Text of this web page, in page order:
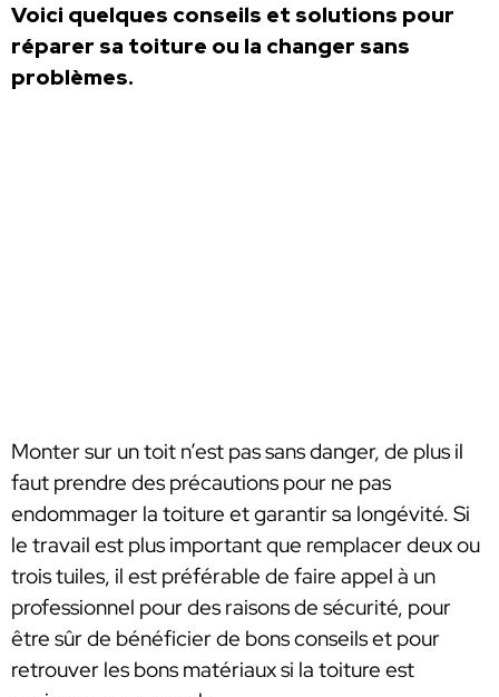
Voici quelques conseils et solutions pour
réparer sa toiture ou la changer sans
problèmes.
Monter sur un toit n’est pas sans danger, de plus il
faut prendre des précautions pour ne pas
endommager la toiture et garantir sa longévité. Si
le travail est plus important que remplacer deux ou
trois tuiles, il est préférable de faire appel à un
professionnel pour des raisons de sécurité, pour
être sûr de bénéficier de bons conseils et pour
retrouver les bons matériaux si la toiture est